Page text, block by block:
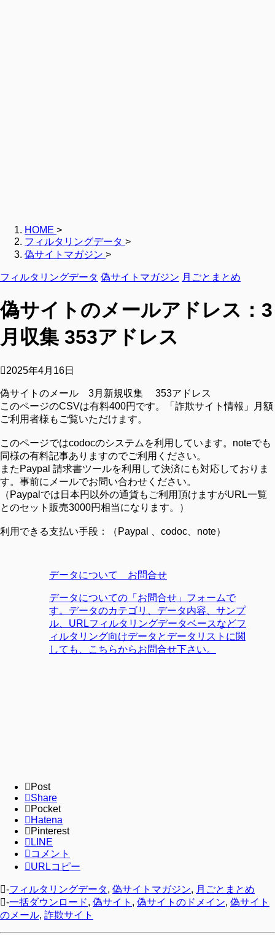
HOME >
フィルタリングデータ >
偽サイトマガジン >
フィルタリングデータ 偽サイトマガジン 月ごとまとめ
偽サイトのメールアドレス：3
月収集 353アドレス
2025年4月16日
偽サイトのメール 3月新規収集 353アドレス
このページのCSVは有料400円です。「詐欺サイト情報」月額
ご利用者様もご覧いただけます。
このページではcodocのシステムを利用しています。noteでも
同様の有料記事ありますのでご利用ください。
またPaypal 請求書ツールを利用して決済にも対応しておりま
す。事前にメールでお問い合わせください。
（Paypalでは日本円以外の通貨もご利用頂けますがURL一覧
とのセット販売3000円相当になります。）
利用できる支払い手段：（Paypal 、codoc、note）
データについて お問合せ
データについての「お問合せ」フォームで
す。データのカテゴリ、データ内容、サンプ
ル、URLフィルタリングデータベースなどフ
ィルタリング向けデータとデータリストに関
しても、こちらからお問合せ下さい。
Post
Share
Pocket
Hatena
Pinterest
LINE
コメント
URLコピー
-フィルタリングデータ, 偽サイトマガジン, 月ごとまとめ
-一括ダウンロード, 偽サイト , 偽サイトのドメイン, 偽サイト
のメール, 詐欺サイト